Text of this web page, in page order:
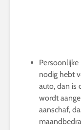
nodig hebt
auto, dan is
wordt
aanschaf,